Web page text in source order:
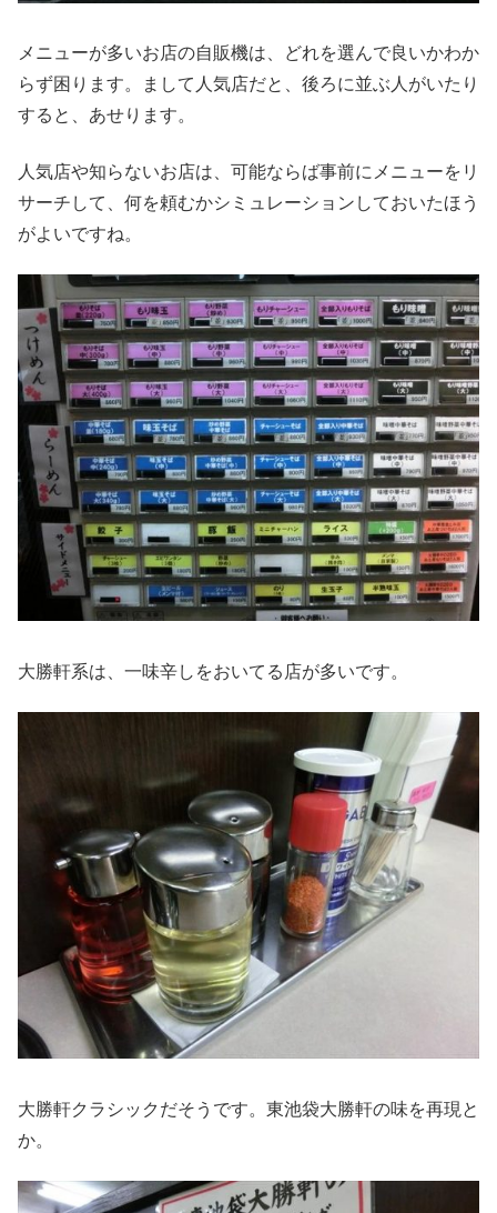
メニューが多いお店の自販機は、どれを選んで良いかわか
らず困ります。まして人気店だと、後ろに並ぶ人がいたり
すると、あせります。
人気店や知らないお店は、可能ならば事前にメニューをリ
サーチして、何を頼むかシミュレーションしておいたほう
がよいですね。
大勝軒系は、一味辛しをおいてる店が多いです。
大勝軒クラシックだそうです。東池袋大勝軒の味を再現と
か。